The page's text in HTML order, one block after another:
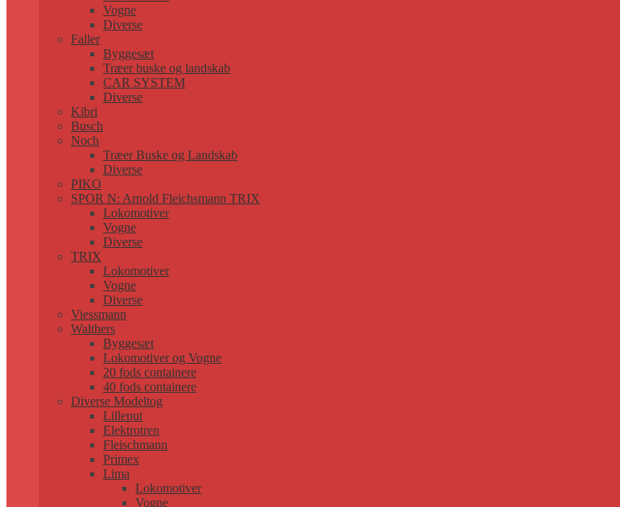
Vogne
Diverse
Faller
Byggesæt
Træer buske og landskab
CAR SYSTEM
Diverse
Kibri
Busch
Noch
Træer Buske og Landskab
Diverse
PIKO
SPOR N: Arnold Fleichsmann TRIX
Lokomotiver
Vogne
Diverse
TRIX
Lokomotiver
Vogne
Diverse
Viessmann
Walthers
Byggesæt
Lokomotiver og Vogne
20 fods containere
40 fods containere
Diverse Modeltog
Lilleput
Elektrotren
Fleischmann
Primex
Lima
Lokomotiver
Vogne